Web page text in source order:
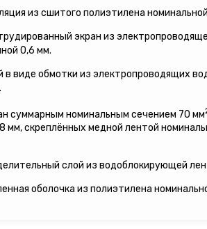
из сшитого полиэтилена
экран из
0,6 мм.
в виде обмотки из электропроводящих
суммарным номинальным сечением 70 мм
мм, скреплённых медной лентой
слой из водоблокирующей
оболочка из полиэтилена